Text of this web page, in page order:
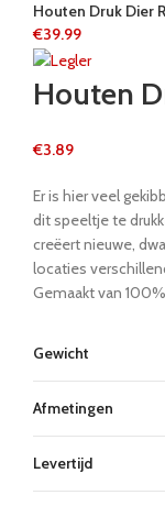
Houten Druk Dier
€39.99
Houten
€3.89
Er is hier veel
dit speeltje te
creëert nieuwe,
locaties
Gemaakt van
Gewicht
Afmetingen
Levertijd